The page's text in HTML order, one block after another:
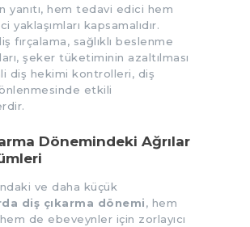
yanıtı, hem tedavi edici hem
yaklaşımları kapsamalıdır.
fırçalama, sağlıklı beslenme
şeker tüketiminin azaltılması
diş hekimi kontrolleri, diş
önlenmesinde etkili
Dönemindeki Ağrılar
ve daha küçük
diş çıkarma dönemi, hem
de ebeveynler için zorlayıcı